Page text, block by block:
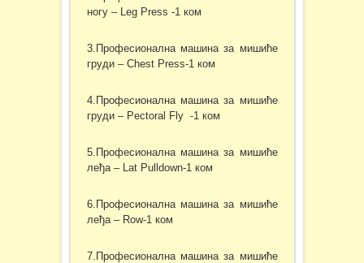
ногу – Leg Press -1 ком
3.Професионална машина за мишиће
груди – Chest Press-1 ком
4.Професионална машина за мишиће
груди – Pectoral Fly -1 ком
5.Професионална машина за мишиће
леђа – Lat Pulldown-1 ком
6.Професионална машина за мишиће
леђа – Row-1 ком
7.Професионална машина за мишиће